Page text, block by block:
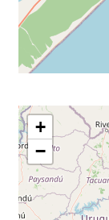
+
−